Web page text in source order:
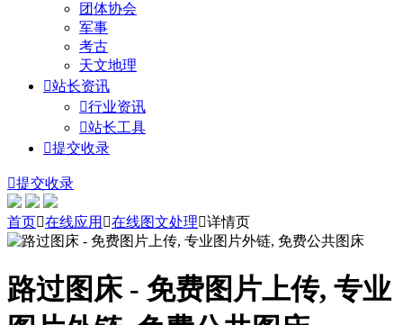
团体协会
军事
考古
天文地理
站长资讯
行业资讯
站长工具
提交收录
提交收录
首页在线应用 在线图文处理详情页
路过图床 - 免费图片上传, 专业